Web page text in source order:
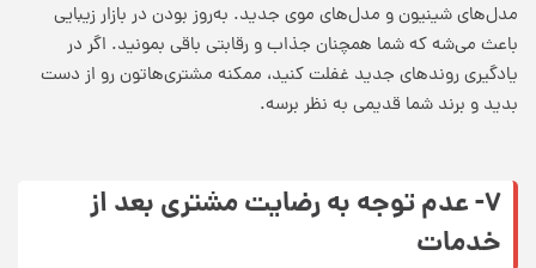
مدل‌های شینیون و مدل‌های موی جدید. به‌روز بودن در بازار زیبایی
باعث می‌شه که شما همچنان جذاب و رقابتی باقی بمونید. اگر در
یادگیری روندهای جدید غفلت کنید، ممکنه مشتری‌هاتون رو از دست
بدید و برند شما قدیمی به نظر برسه.
۷- عدم توجه به رضایت مشتری بعد از
خدمات